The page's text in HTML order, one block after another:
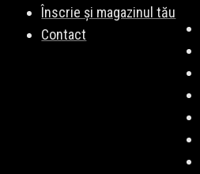
Înscrie și magazinul tău
Contact